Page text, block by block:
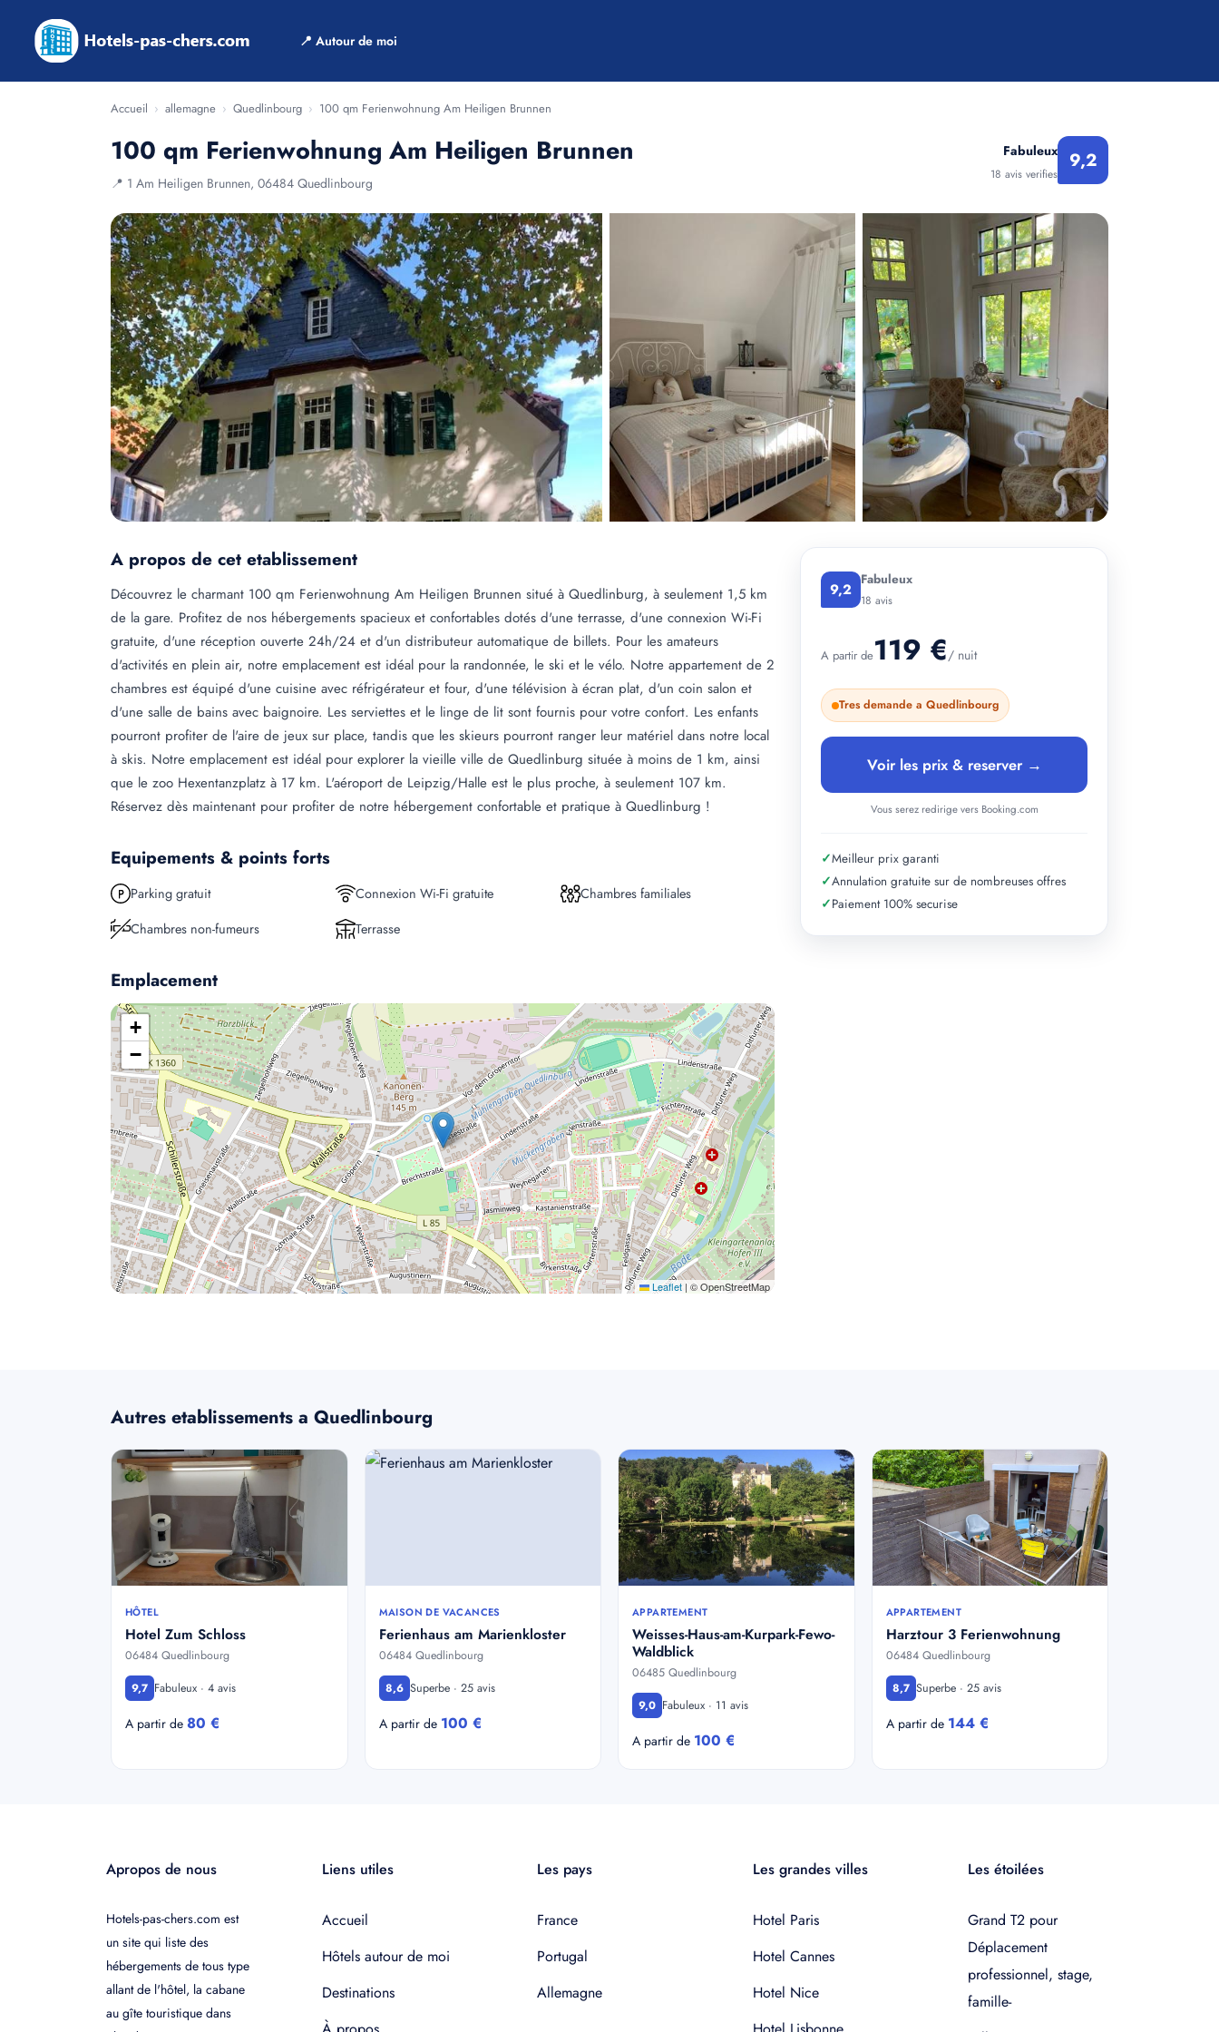
📍 Autour de moi
Accueil › allemagne › Quedlinbourg › 100 qm Ferienwohnung Am Heiligen Brunnen
100 qm Ferienwohnung Am Heiligen Brunnen
📍 1 Am Heiligen Brunnen, 06484 Quedlinbourg
Fabuleux
18 avis verifies
9,2
A propos de cet etablissement
Découvrez le charmant 100 qm Ferienwohnung Am Heiligen Brunnen situé à Quedlinburg, à seulement 1,5 km
de la gare. Profitez de nos hébergements spacieux et confortables dotés d'une terrasse, d'une connexion Wi-Fi
gratuite, d'une réception ouverte 24h/24 et d'un distributeur automatique de billets. Pour les amateurs
d'activités en plein air, notre emplacement est idéal pour la randonnée, le ski et le vélo. Notre appartement de 2
chambres est équipé d'une cuisine avec réfrigérateur et four, d'une télévision à écran plat, d'un coin salon et
d'une salle de bains avec baignoire. Les serviettes et le linge de lit sont fournis pour votre confort. Les enfants
pourront profiter de l'aire de jeux sur place, tandis que les skieurs pourront ranger leur matériel dans notre local
à skis. Notre emplacement est idéal pour explorer la vieille ville de Quedlinburg située à moins de 1 km, ainsi
que le zoo Hexentanzplatz à 17 km. L'aéroport de Leipzig/Halle est le plus proche, à seulement 107 km.
Réservez dès maintenant pour profiter de notre hébergement confortable et pratique à Quedlinburg !
Equipements & points forts
Parking gratuit Connexion Wi-Fi gratuite
Chambres familiales
Chambres non-fumeurs
Terrasse
Emplacement
+
−
Leaflet | © OpenStreetMap
9,2 Fabuleux
18 avis
A partir de119 €/ nuit
Tres demande a Quedlinbourg
Voir les prix & reserver →
Vous serez redirige vers Booking.com
✓Meilleur prix garanti
✓Annulation gratuite sur de nombreuses offres
✓Paiement 100% securise
Autres etablissements a Quedlinbourg
HÔTEL
Hotel Zum Schloss
06484 Quedlinbourg
9,7 Fabuleux · 4 avis
A partir de 80 €
MAISON DE VACANCES
Ferienhaus am Marienkloster
06484 Quedlinbourg
8,6 Superbe · 25 avis
A partir de 100 €
APPARTEMENT
Weisses-Haus-am-Kurpark-Fewo-
Waldblick
06485 Quedlinbourg
9,0 Fabuleux · 11 avis
A partir de 100 €
APPARTEMENT
Harztour 3 Ferienwohnung
06484 Quedlinbourg
8,7 Superbe · 25 avis
A partir de 144 €
Apropos de nous
Hotels-pas-chers.com est
un site qui liste des
hébergements de tous type
allant de l'hôtel, la cabane
au gîte touristique dans
Liens utiles
Accueil
Hôtels autour de moi
Destinations
Les pays
France
Portugal
Allemagne
Les grandes villes
Hotel Paris
Hotel Cannes
Hotel Nice
Les étoilées
Grand T2 pour
Déplacement
professionnel, stage,
famille-